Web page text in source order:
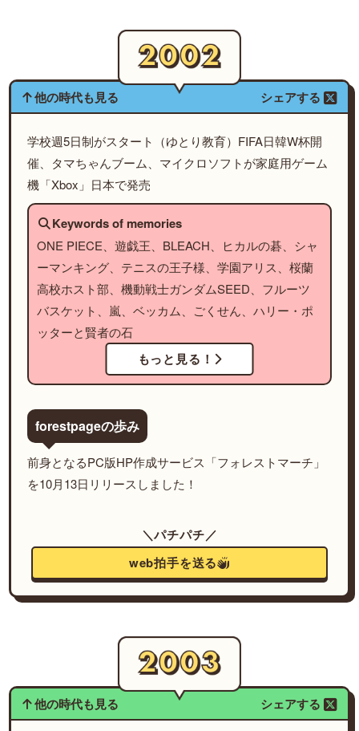
他の時代も見る シェアする
学校週5日制がスタート（ゆとり教育）FIFA日韓W杯開
催、タマちゃんブーム、マイクロソフトが家庭用ゲーム
機「Xbox」日本で発売
Keywords of memories
ONE PIECE、遊戯王、BLEACH、ヒカルの碁、シャ
ーマンキング、テニスの王子様、学園アリス、桜蘭
高校ホスト部、機動戦士ガンダムSEED、フルーツ
バスケット、嵐、ベッカム、ごくせん、ハリー・ポ
ッターと賢者の石
もっと見る！
forestpageの歩み
前身となるPC版HP作成サービス「フォレストマーチ」
を10月13日リリースしました！
＼パチパチ／
web拍手を送る
他の時代も見る シェアする